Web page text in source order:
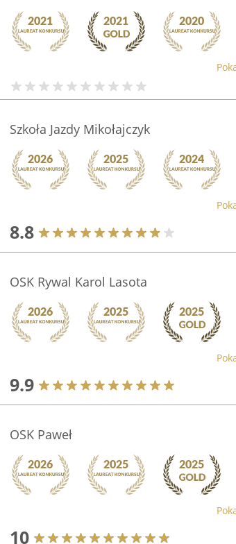
Szkoła Jazdy Mikołajczyk
8.8
OSK Rywal Karol Lasota
9.9
OSK Paweł
10